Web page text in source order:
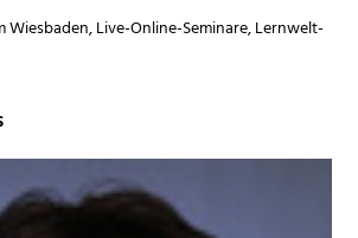
Wiesbaden, Live-Online-Seminare, Lernwelt-